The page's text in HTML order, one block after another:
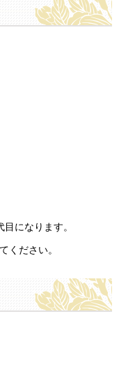
になります。
ください。